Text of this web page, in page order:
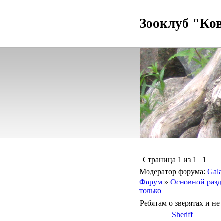
Зооклуб
Страница 1 из 1
1
Модератор форума:
Форум » Основной
только
Ребятам о зверятах и не
Sheriff